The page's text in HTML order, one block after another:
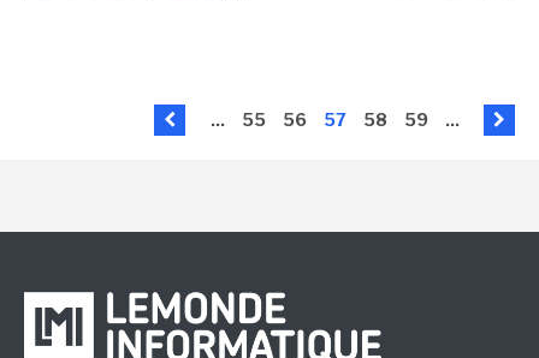
... 55 56 57 58 59 ...